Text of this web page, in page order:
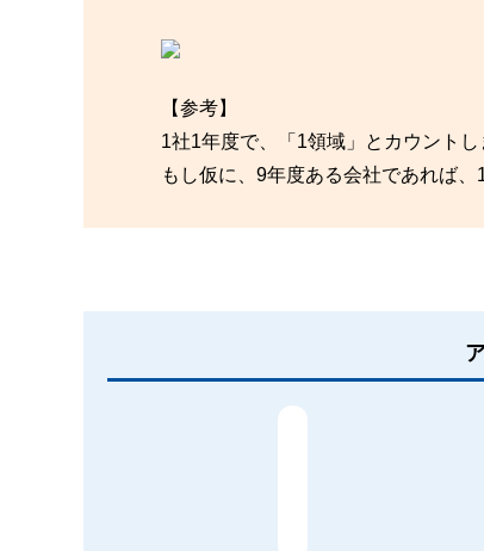
【参考】
1社1年度で、「1領域」とカウントし
もし仮に、9年度ある会社であれば、